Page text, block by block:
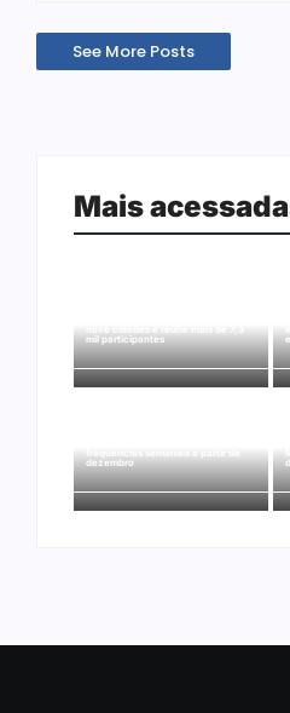
See More Posts
Mais
nove cidades e reúne mais de 7,3
mil participantes
dezembro